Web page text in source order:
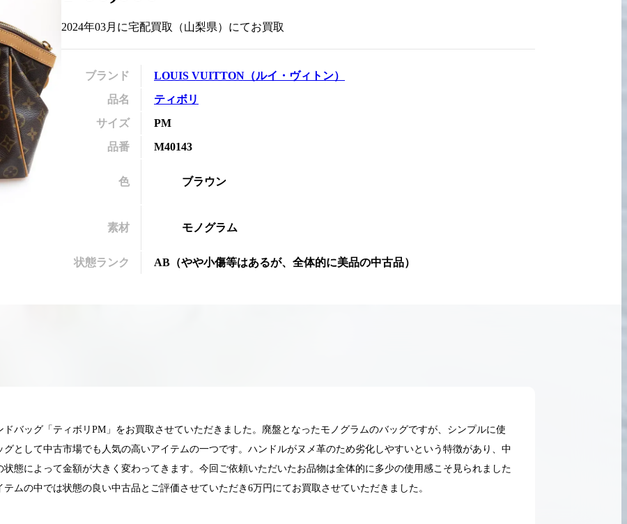
2024年03月 に宅配買取 （山梨県）にてお買取
ブランド LOUIS VUITTON （ルイ・ヴィトン）
品名
ティボリ
サイズ
PM
品番
M40143
色 ブラウン
素材 モノグラム
状態ランク AB （やや小傷等はあるが、全体的に美品の中古品）
ドバッグ「ティボリPM」をお買取させていただきました。廃盤となったモノグラムのバッグですが、シンプルに使
グとして中古市場でも人気の高いアイテムの一つです。ハンドルがヌメ革のため劣化しやすいという特徴があり、中
状態によって金額が大きく変わってきます。今回ご依頼いただいたお品物は全体的に多少の使用感こそ見られました
ムの中では状態の良い中古品とご評価させていただき6万円にてお買取させていただきました。